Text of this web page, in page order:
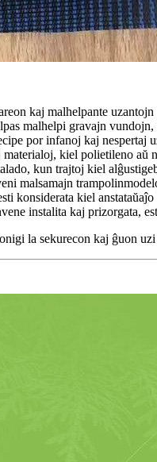
kaj malhelpante
malhelpi gravajn
por infanoj kaj nespertaj
kiel polietileno
kun trajtoj kiel
malsamajn
konsiderata kiel
instalita kaj prizorgata,
la sekurecon kaj ĝuon